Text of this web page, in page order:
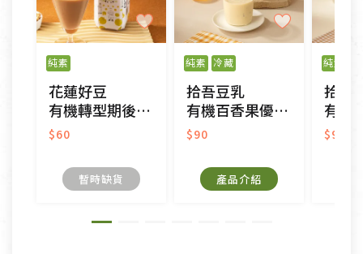
不適用七天鑑賞期商品：
以數位或電磁紀錄形式儲存之商品、易於變質或損壞
之商品、以及性質上無法或不適合退換之商品：如
CD、VCD、DVD、電腦軟體，若產品瑕疵無法讀取僅
接受原片換新。
衣飾鞋類-如T恤，如於送達後水洗或污損者。
美容保養用品、內衣褲、襪子、口罩等私人消耗性產
內衣褲、襪子、口罩個人衛生用品除商品本身有瑕疵
外,依據《通訊交易解除權合理例外情事適用準
純素
花蓮好豆
有機轉型期後山醇豆奶茶
$60
暫時缺貨
純素 冷藏
拾吾豆乳
有機百香果優酪豆乳
$90
產品介紹
純素
拾吾
有機轉型
$90